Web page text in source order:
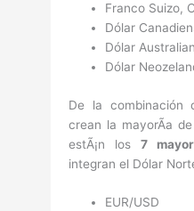
Franco Suizo,
Dólar
Dólar
Dólar
De la combinación
crean la mayorÃ­a
estÃ¡n los7
integran el Dólar
EUR/USD